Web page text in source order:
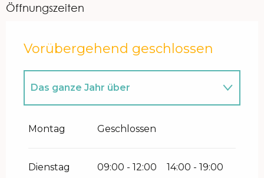
Öffnungszeiten
Vorübergehend geschlossen
Das ganze Jahr über
November 2027
Montag Geschlossen
Dienstag 09:00 - 12:00 14:00 - 19:00